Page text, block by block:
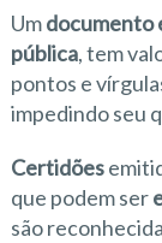
Umdocumento
pública, tem
pontos e
impedindo seu
Certidões
que podem ser
são